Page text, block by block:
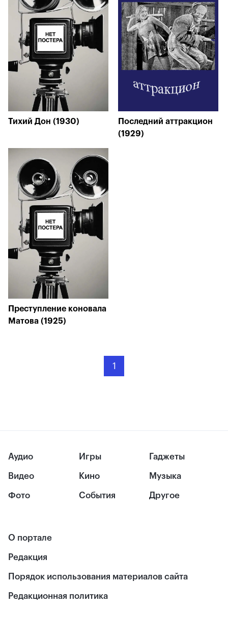
Тихий Дон (1930)
Последний аттракцион
(1929)
Преступление коновала
Матова (1925)
1
Аудио
Видео
Фото
Игры
Кино
События
Гаджеты
Музыка
Другое
О портале
Редакция
Порядок использования материалов сайта
Редакционная политика